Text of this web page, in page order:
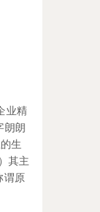
业精
朗朗
生
其主
谓原